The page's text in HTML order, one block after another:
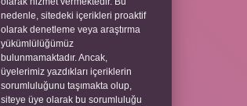
nedenle, sitedeki içerikleri proaktif
olarak denetleme veya araştırma
yükümlülüğümüz
bulunmamaktadır. Ancak,
üyelerimiz yazdıkları içeriklerin
sorumluluğunu taşımakta olup,
siteye üye olarak bu sorumluluğu